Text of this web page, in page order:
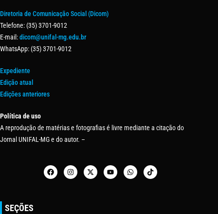
Diretoria de Comunicação Social (Dicom)
Telefone: (35) 3701-9012
E-mail:dicom@unifal-mg.edu.br
WhatsApp: (35) 3701-9012
Expediente
Edição atual
Edições anteriores
Política de uso
A reprodução de matérias e fotografias é livre mediante a citação do
Jornal UNIFAL-MG e do autor. –
SEÇÕES